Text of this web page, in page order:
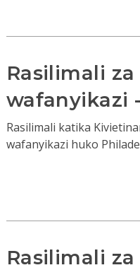
Rasilimali
wafanyikazi
Rasilimali katika
wafanyikazi huko
Rasilimali